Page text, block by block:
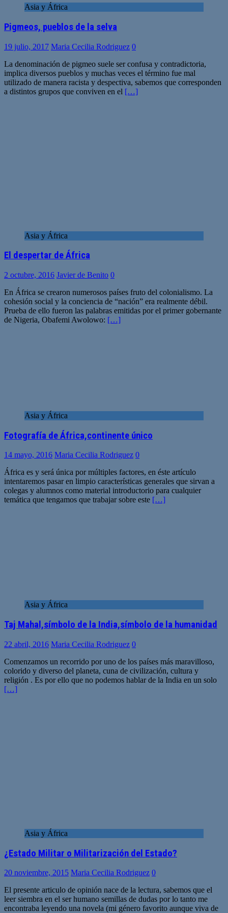
Asia y África
Pigmeos, pueblos de la selva
19 julio, 2017 Maria Cecilia Rodriguez 0
La denominación de pigmeo suele ser confusa y contradictoria,
implica diversos pueblos y muchas veces el término fue mal
utilizado de manera racista y despectiva, sabemos que corresponden
a distintos grupos que conviven en el […]
Asia y África
El despertar de África
2 octubre, 2016 Javier de Benito 0
En África se crearon numerosos países fruto del colonialismo. La
cohesión social y la conciencia de “nación” era realmente débil.
Prueba de ello fueron las palabras emitidas por el primer gobernante
de Nigeria, Obafemi Awolowo: […]
Asia y África
Fotografía de África,continente único
14 mayo, 2016 Maria Cecilia Rodriguez 0
África es y será única por múltiples factores, en éste artículo
intentaremos pasar en limpio características generales que sirvan a
colegas y alumnos como material introductorio para cualquier
temática que tengamos que trabajar sobre este […]
Asia y África
Taj Mahal,símbolo de la India,símbolo de la humanidad
22 abril, 2016 Maria Cecilia Rodriguez 0
Comenzamos un recorrido por uno de los países más maravilloso,
colorido y diverso del planeta, cuna de civilización, cultura y
religión . Es por ello que no podemos hablar de la India en un solo
[…]
Asia y África
¿Estado Militar o Militarización del Estado?
20 noviembre, 2015 Maria Cecilia Rodriguez 0
El presente articulo de opinión nace de la lectura, sabemos que el
leer siembra en el ser humano semillas de dudas por lo tanto me
encontraba leyendo una novela (mi género favorito aunque viva de